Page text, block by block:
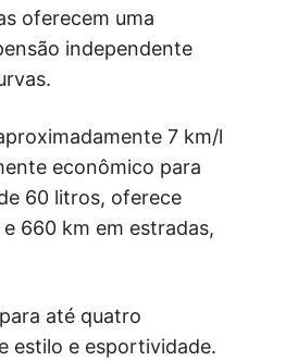
oferecem uma
independente
7 km/l
econômico para
60 litros, oferece
660 km em estradas,
até quatro
estilo e esportividade.